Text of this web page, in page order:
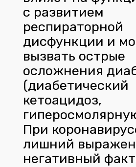
с развитием
респираторной
дисфункции и
вызвать острые
осложнения
(диабетический
кетоацидоз,
При
лишний
негативный